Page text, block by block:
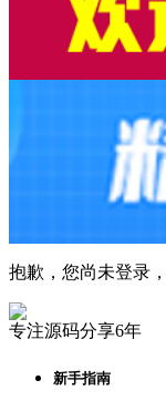
抱歉，您尚未登录
专注源码分享6年
新手指南